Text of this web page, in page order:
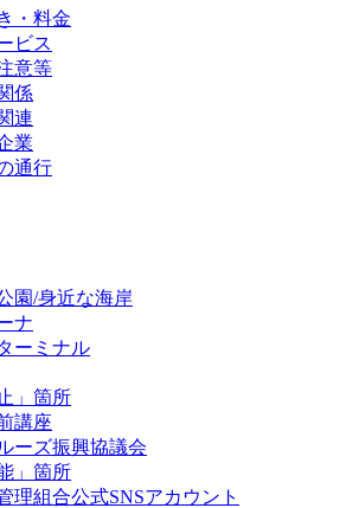
・料金
ビス
意等
係
連
業
通行
園/身近な海岸
ナ
ーミナル
」箇所
講座
ーズ振興協議会
」箇所
理組合公式SNSアカウント